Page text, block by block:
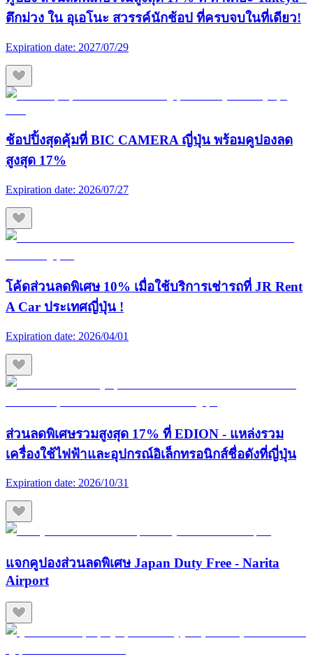
ตึกม่วง ใน อุเอโนะ สวรรค์นักช้อป ที่ครบจบในที่เดียว!
Expiration date: 2027/07/29
ช้อปปิ้งสุดคุ้มที่ BIC CAMERA ญี่ปุ่น พร้อมคูปองลด
สูงสุด 17%
Expiration date: 2026/07/27
โค้ดส่วนลดพิเศษ 10% เมื่อใช้บริการเช่ารถที่ JR Rent
A Car ประเทศญี่ปุ่น !
Expiration date: 2026/04/01
ส่วนลดพิเศษรวมสูงสุด 17% ที่ EDION - แหล่งรวม
เครื่องใช้ไฟฟ้าและอุปกรณ์อิเล็กทรอนิกส์ชื่อดังที่ญี่ปุ่น
Expiration date: 2026/10/31
แจกคูปองส่วนลดพิเศษ Japan Duty Free - Narita
Airport